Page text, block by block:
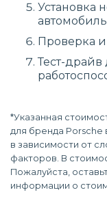
Установка
Проверка и
Тест-
*Указанная
для бренда
в зависимости от
факторов. В
Пожалуйста,
информации о